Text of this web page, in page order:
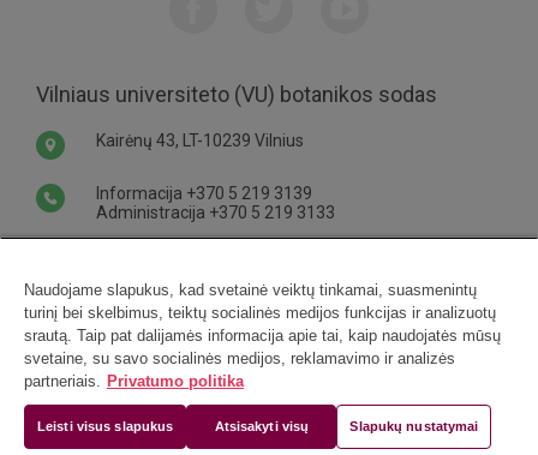
Vilniaus universiteto (VU) botanikos sodas
Kairėnų 43, LT-10239 Vilnius
Informacija +370 5 219 3139
Administracija +370 5 219 3133
Darbo laikas ir bilietai
VU Botanikos sodo Vingio skyrius
Naudojame slapukus, kad svetainė veiktų tinkamai, suasmenintų
turinį bei skelbimus, teiktų socialinės medijos funkcijas ir analizuotų
srautą. Taip pat dalijamės informacija apie tai, kaip naudojatės mūsų
svetaine, su savo socialinės medijos, reklamavimo ir analizės
partneriais. Privatumo politika
Leisti visus slapukus Atsisakyti visų Slapukų nustatymai